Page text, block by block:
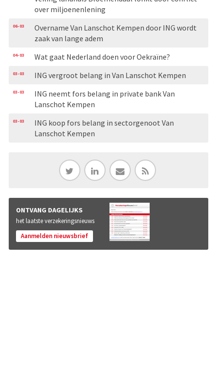
over miljoenenlening
06-03
Overname Van Lanschot Kempen door ING wordt
zaak van lange adem
04-03 Wat gaat Nederland doen voor Oekraïne?
03-03 ING vergroot belang in Van Lanschot Kempen
03-03
ING neemt fors belang in private bank Van
Lanschot Kempen
03-03
ING koop fors belang in sectorgenoot Van
Lanschot Kempen
ONTVANG DAGELIJKS
het laatste verzekeringsnieuws
Aanmelden nieuwsbrief